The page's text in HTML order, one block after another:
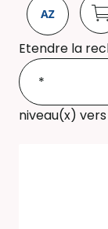
Etendre la
niveau(x)